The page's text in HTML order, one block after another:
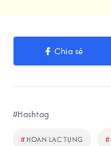
Chia sẻ
#Hashtag
# HOAN LẠC TỤNG #